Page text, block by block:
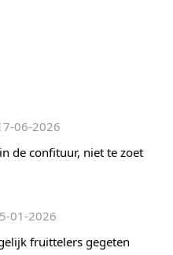
06-2026
de confituur, niet te zoet
01-2026
fruittelers gegeten